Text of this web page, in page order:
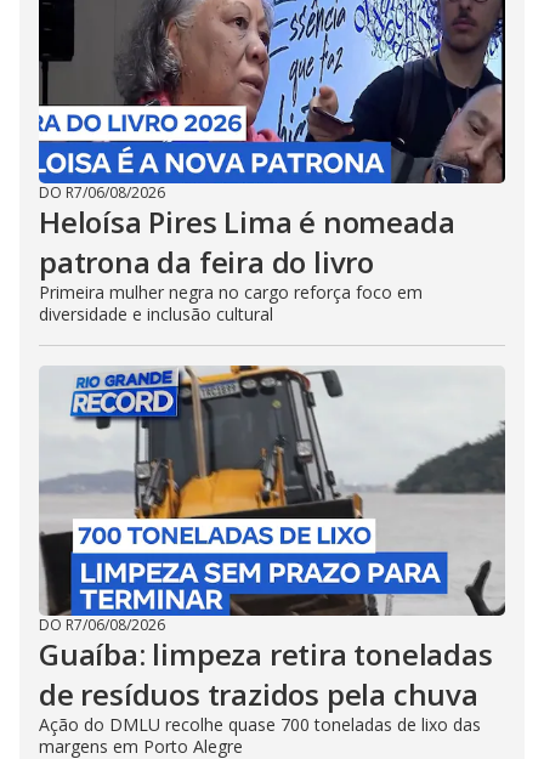
DO R7/06/08/2026
Heloísa Pires Lima é nomeada
patrona da feira do livro
Primeira mulher negra no cargo reforça foco em
diversidade e inclusão cultural
DO R7/06/08/2026
Guaíba: limpeza retira toneladas
de resíduos trazidos pela chuva
Ação do DMLU recolhe quase 700 toneladas de lixo das
margens em Porto Alegre